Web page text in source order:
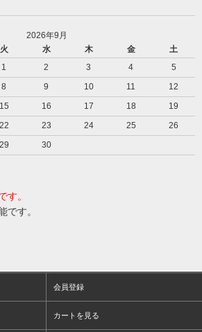
2026年9月
火 水 木 金
土
1
2 3 4
5
8 9 10 11
12
15 16 17 18
19
22 23 24 25
26
29 30
す。
です。
会員登録
カートを見る